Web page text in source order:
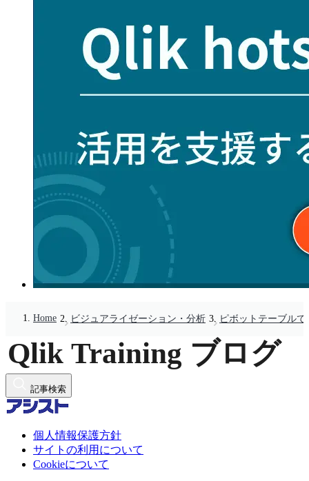
Home ビジュアライゼーション・分析 ピボットテーブル
記事検索
個人情報保護方針
サイトの利用について
Cookieについて